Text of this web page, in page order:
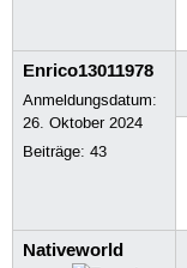
Enrico13011978
Anmeldungsdatum:
26. Oktober 2024
Beiträge:43
Nativeworld